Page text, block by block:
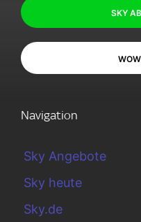
SKY
Navigation
Sky Angebote
Sky heute
Sky.de